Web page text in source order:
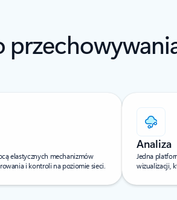
elastycznych mechanizmów
i kontroli na poziomie sieci.
Analiza
Jedna
wizualizacji,